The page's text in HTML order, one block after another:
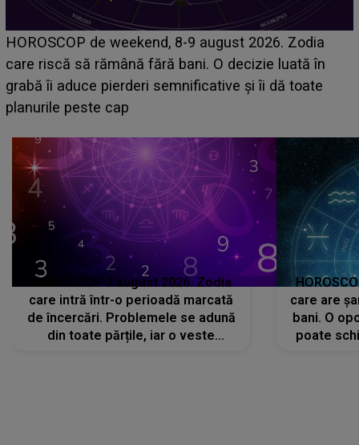
Emanuel a ținut ACEST DETALIU ASCUNS până
acum! În fața Alexandrei, concurentul din Casa Iubirii
face o MĂRTURISIRE NEAȘTEPTATĂ despre mama
sa: "I-am spus și ei în față, eu nu te iubesc pentru
HOROSCOP 7 august 2026. Zodia
care intră într-o perioadă marcată
de încercări. Problemele se adună
din toate părțile, iar o veste
care are
bani. O
poate